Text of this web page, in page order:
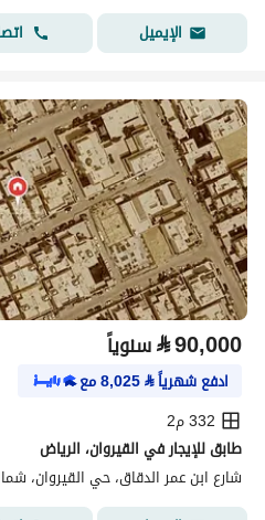
الإيميل
⃁90,000 سنوياً
ادفع شهرياً⃁
8,025مع
332 م2
طابق للإيجار في القيروان، الرياض
شارع ابن عمر الدقاق، حي القيروان،